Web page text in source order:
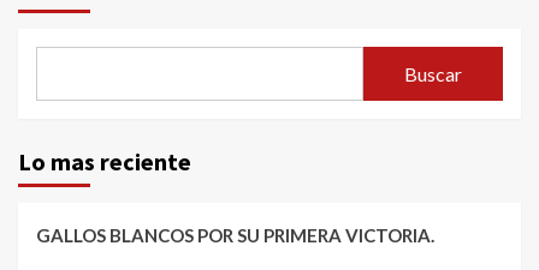
Buscar
Lo mas reciente
GALLOS BLANCOS POR SU PRIMERA VICTORIA.